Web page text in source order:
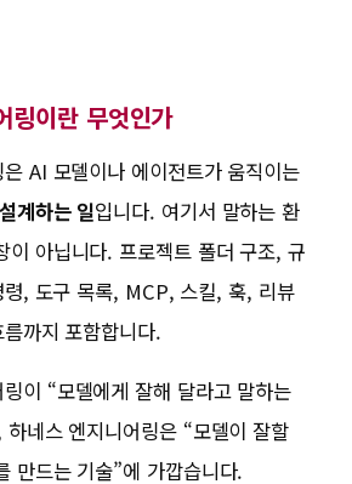
링이란 무엇인가
AI 모델이나 에이전트가 움직이는
계하는 일입니다. 여기서 말하는 환
이 아닙니다. 프로젝트 폴더 구조, 규
, 도구 목록, MCP, 스킬, 훅, 리뷰
까지 포함합니다.
이 “모델에게 잘해 달라고 말하는
하네스 엔지니어링은 “모델이 잘할
만드는 기술”에 가깝습니다.